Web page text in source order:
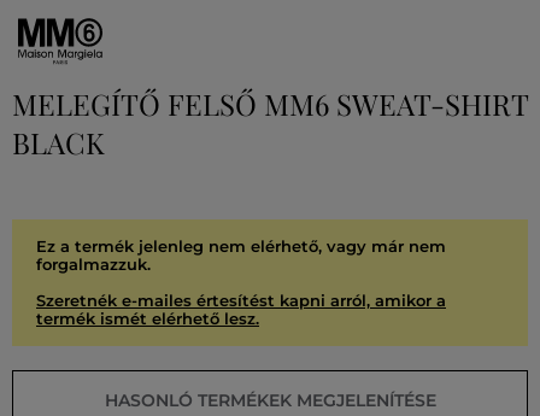
MELEGÍTŐ FELSŐ MM6 SWEAT-SHIRT
BLACK
Ez a termék jelenleg nem elérhető, vagy már nem
forgalmazzuk.
Szeretnék e-mailes értesítést kapni arról, amikor a
termék ismét elérhető lesz.
HASONLÓ TERMÉKEK MEGJELENÍTÉSE